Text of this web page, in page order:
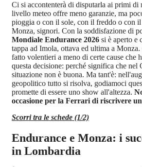
Ci si accontenterà di disputarla ai primi di
livello meteo offre meno garanzie, ma
pioggia o con il sole, con il freddo o con
Monza, signori. Con la soddisfazione di
Mondiale Endurance 2026 si è aperto e
tappa ad Imola, ottava ed ultima a
fatto volentieri a meno di certe cause che
questa decisione: perché significa che nel
situazione non è buona. Ma tant'è:
geopolitico tutto si risolva, godiamoci
promette di essere uno show all'altezza.
occasione per la Ferrari di riscrivere
Scorri tra le schede (1/2)
Endurance e Monza: i
in Lombardia